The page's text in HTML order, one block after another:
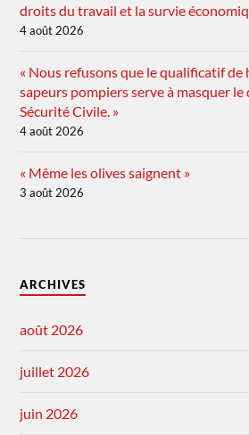
droits du travail et la survie
4 août 2026
« Nous refusons que le qualificatif
sapeurs pompiers serve à masquer
Sécurité Civile. »
4 août 2026
« Même les olives saignent »
3 août 2026
ARCHIVES
août 2026
juillet 2026
juin 2026